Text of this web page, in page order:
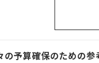
予算確保のための